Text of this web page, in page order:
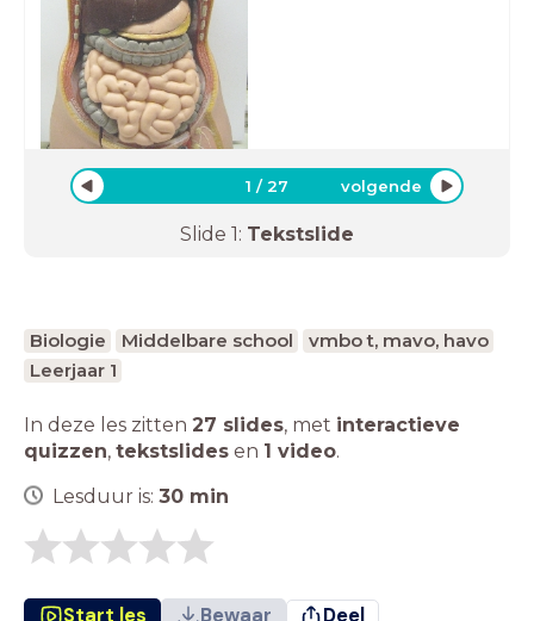
1 /27 volgende
Slide 1: Tekstslide
Biologie Middelbare school
vmbo t, mavo, havo
Leerjaar 1
In deze les zitten 27 slides, met interactieve
quizzen, tekstslides en 1 video.
Lesduur is: 30 min
Start les Bewaar Deel